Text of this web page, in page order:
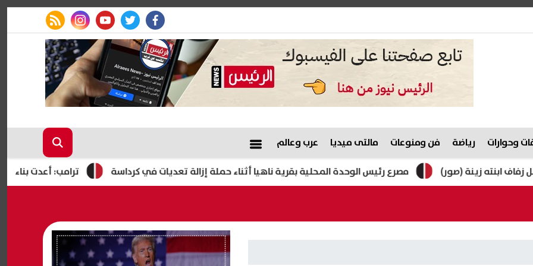
facebook
twitter
youtube
instagram
rss feed
وحوارات رياضة فن ومنوعات مالتى ميديا
عرب وعالم
ترامب: أعدت بناء الجيش
مصرع رئيس الوحدة المحلية بقرية ناهيا أثناء حملة إزالة تعديات في كرداسة زينة (صور)